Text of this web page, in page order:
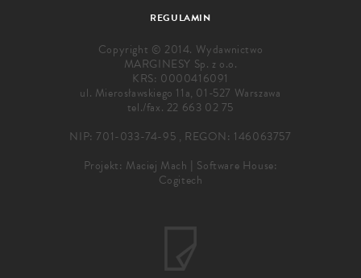
REGULAMIN
Copyright © 2014. Wydawnictwo
MARGINESY Sp. z o.o.
KRS: 0000416091
ul. Mierosławskiego 11a, 01-527 Warszawa
tel./fax. 22 663 02 75
NIP: 701-033-74-95 , REGON: 146063757
Projekt: Maciej Mach | Software House:
Cogitech